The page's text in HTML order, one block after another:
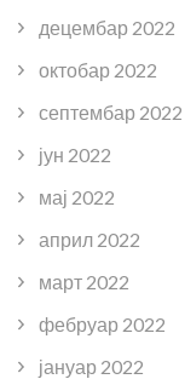
децембар 2022
октобар 2022
септембар 2022
јун 2022
мај 2022
април 2022
март 2022
фебруар 2022
јануар 2022